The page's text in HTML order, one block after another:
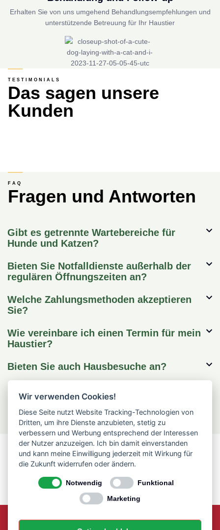
Erhalten Sie von uns umgehend Behandlungsempfehlungen und
unterstützende Betreuung für Ihr Haustier
TESTIMONIALS
Das sagen unsere
Kunden
FAQ
Fragen und Antworten
Gibt es getrennte Wartebereiche für
Hunde und Katzen?
Bieten Sie Notfalldienste außerhalb der
regulären Öffnungszeiten an?
Welche Zahlungsmethoden akzeptieren
Sie?
Wie vereinbare ich einen Termin für mein
Haustier?
Bieten Sie auch Hausbesuche an?
Wir verwenden Cookies!
Diese Seite nutzt Website Tracking-Technologien von
Dritten, um ihre Dienste anzubieten, stetig zu
verbessern und Werbung entsprechend der Interessen
der Nutzer anzuzeigen. Ich bin damit einverstanden
und kann meine Einwilligung jederzeit mit Wirkung für
die Zukunft widerrufen oder ändern.
Notwendig
Funktional
Marketing